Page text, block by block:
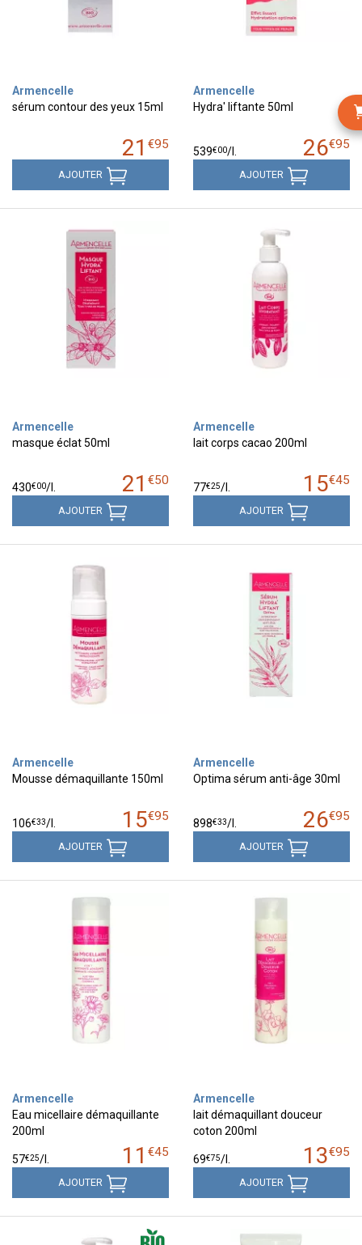
Armencelle
sérum contour des yeux 15ml
21 €95
AJOUTER
Armencelle
Hydra' liftante 50ml
26€95
539€00/
AJOUTER
Armencelle
masque éclat 50ml
21 €50
430€00/
AJOUTER
Armencelle
lait corps cacao 200ml
15€45
77€25/
AJOUTER
Armencelle
Mousse démaquillante 150ml
15€95
106€33/
AJOUTER
Armencelle
Optima sérum anti-âge 30ml
26€95
898€33/
AJOUTER
Armencelle
Eau micellaire démaquillante
200ml
11 €45
57€25/
AJOUTER
Armencelle
lait démaquillant douceur
coton 200ml
13€95
69€75/
AJOUTER